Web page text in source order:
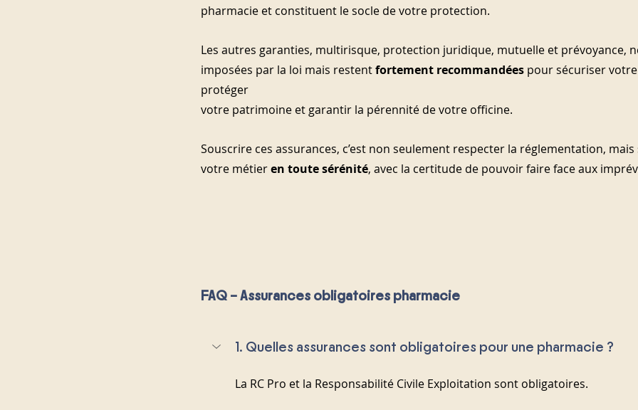
pharmacie et constituent le socle de votre protection.
Les autres garanties, multirisque, protection juridique, mutuelle et prévoyance,
imposées par la loi mais restent fortement recommandées pour sécuriser
protéger
votre patrimoine et garantir la pérennité de votre officine.
Souscrire ces assurances, c’est non seulement respecter la réglementation,
votre métier en toute sérénité, avec la certitude de pouvoir faire face aux
FAQ – Assurances obligatoires pharmacie
1. Quelles assurances sont obligatoires pour une pharmacie ?
La RC Pro et la Responsabilité Civile Exploitation sont obligatoires.